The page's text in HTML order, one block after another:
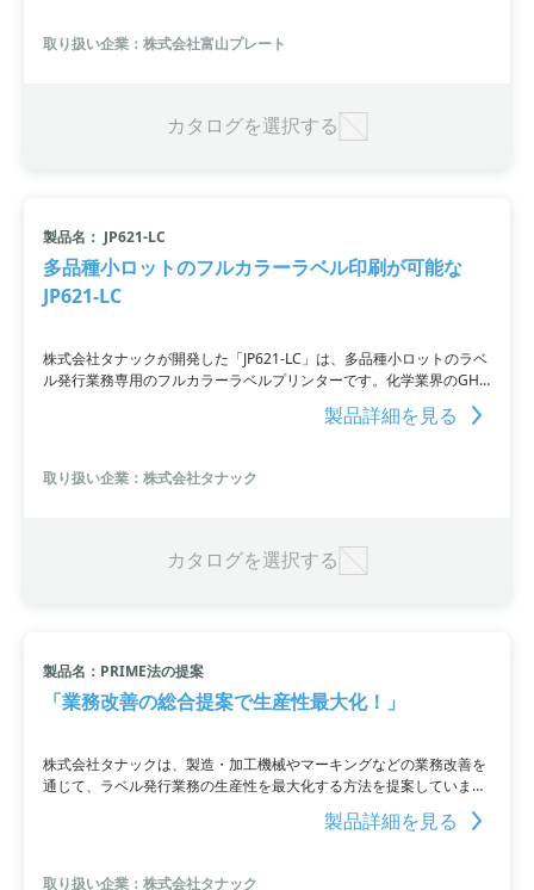
取り扱い企業：株式会社富山プレート
カタログを選択する
製品名： JP621-LC
多品種小ロットのフルカラーラベル印刷が可能な
JP621-LC
株式会社タナックが開発した「JP621-LC」は、多品種小ロットのラベ
ル発行業務専用のフルカラーラベルプリンターです。化学業界のGHS
表記を含んだ製品ラベルに実績があり、合成紙やPETなど多様なラベ
ルにフルカラー印刷ができます。低温定着方式と微粒子のトナーを採
に、上質紙やアート紙などの紙材質ラベルにも対応しており、小ロッ
ト多品種ラベルの効率化とコスト削減を実現します。さらに、保守サ
製品詳細を見る
取り扱い企業：株式会社タナック
カタログを選択する
製品名：PRIME法の提案
「業務改善の総合提案で生産性最大化！」
株式会社タナックは、製造・加工機械やマーキングなどの業務改善を
通じて、ラベル発行業務の生産性を最大化する方法を提案していま
す。業務用カラーラベルプリンターの導入やラベラーの自動化、さら
に動画を活用したスキル伝承や社員育成など、様々な方法でDX化をサ
ラベルやバーコード値札など幅広い用途に対応しています。業務改善
製品詳細を見る
取り扱い企業：株式会社タナック